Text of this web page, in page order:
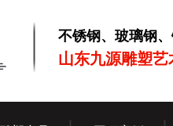
不锈钢、玻璃钢
山东九源雕塑